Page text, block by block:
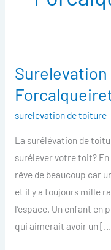
surelevation de toiture
La surélévation de
surélever votre toit?
rêve de beaucoup car
et il y a toujours mille
l’espace. Un enfant en
qui aimerait avoir un
Surelevation
de
toiture
Forcalqueiret